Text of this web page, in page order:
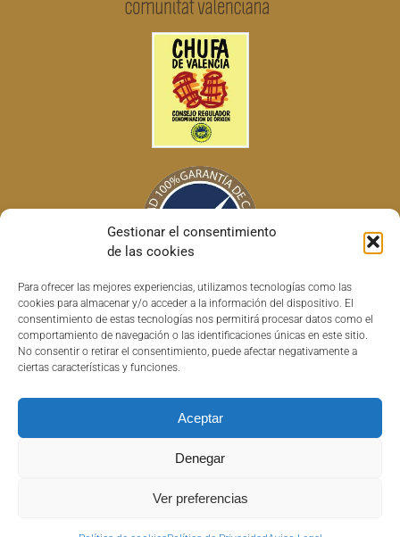
Gestionar el consentimiento
de las cookies
Para ofrecer las mejores experiencias, utilizamos tecnologías como las
cookies para almacenar y/o acceder a la información del dispositivo. El
consentimiento de estas tecnologías nos permitirá procesar datos como el
comportamiento de navegación o las identificaciones únicas en este sitio.
No consentir o retirar el consentimiento, puede afectar negativamente a
ciertas características y funciones.
Aceptar
Denegar
Ver preferencias
Copyright © 2022 Horchatas HISC | Todos los derechos reservados |
Aviso Legal